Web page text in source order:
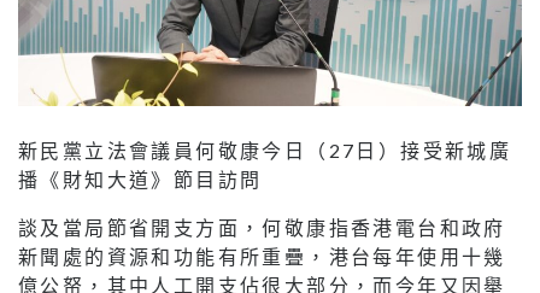
新民黨立法會議員何敬康今日（27日）接受新城廣
播《財知大道》節目訪問
談及當局節省開支方面，何敬康指香港電台和政府
新聞處的資源和功能有所重疊，港台每年使用十幾
億公帑，其中人工開支佔很大部分，而今年又因舉